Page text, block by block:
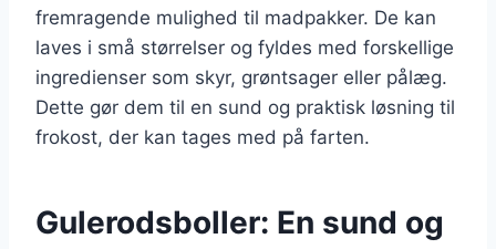
fremragende mulighed til madpakker. De kan
laves i små størrelser og fyldes med forskellige
ingredienser som skyr, grøntsager eller pålæg.
Dette gør dem til en sund og praktisk løsning til
frokost, der kan tages med på farten.
Gulerodsboller: En sund og